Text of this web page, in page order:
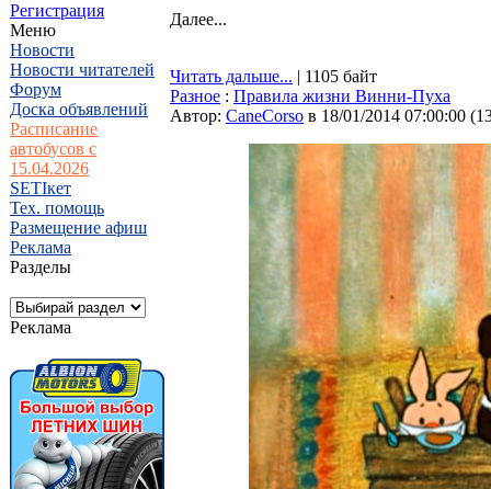
Регистрация
Меню
Новости
Новости читателей
Форум
Доска объявлений
Расписание
автобусов с
15.04.2026
SETIкет
Тех. помощь
Размещение афиш
Реклама
Разделы
Реклама
Далее...
Читать дальше... | 1105 байт
Разное : Правила жизни Винни-Пуха
Автор: CaneCorso в 18/01/2014 07:00:00 (